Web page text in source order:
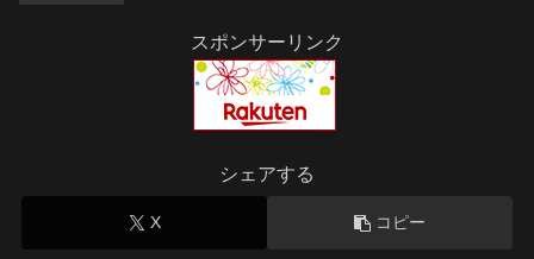
スポンサーリンク
シェアする
X コピー